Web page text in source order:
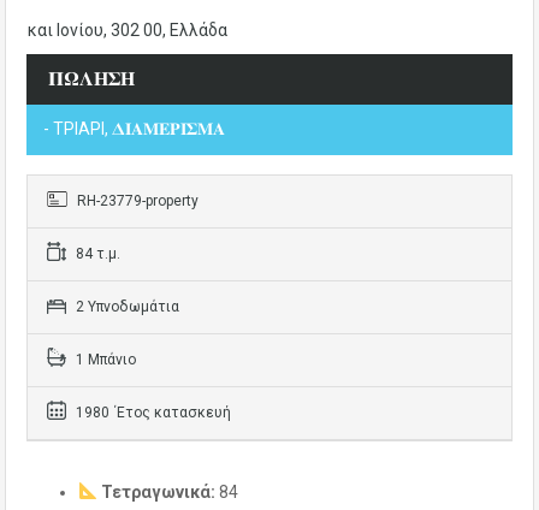
και Ιονίου, 302 00, Ελλάδα
𝚷𝛀𝚲𝚮𝚺𝚮
- ΤΡΙΑΡΙ, 𝚫𝚰𝚨𝚳𝚬𝚸𝚰𝚺𝚳𝚨
RH-23779-property
84 τ.μ.
2 Υπνοδωμάτια
1 Μπάνιο
1980 ΄Ετος κατασκευή
Τετραγωνικά: 84